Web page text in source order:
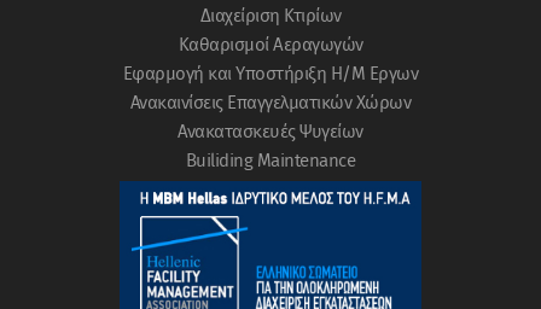
Διαχείριση Κτιρίων
Καθαρισμοί Αεραγωγών
Εφαρμογή και Υποστήριξη Η/Μ Εργων
Ανακαινίσεις Επαγγελματικών Χώρων
Ανακατασκευές Ψυγείων
Builiding Μaintenance